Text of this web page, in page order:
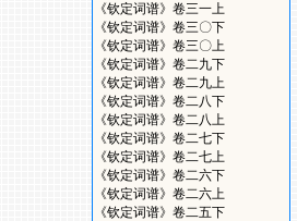
《钦定词谱》卷三一上
《钦定词谱》卷三〇下
《钦定词谱》卷三〇上
《钦定词谱》卷二九下
《钦定词谱》卷二九上
《钦定词谱》卷二八下
《钦定词谱》卷二八上
《钦定词谱》卷二七下
《钦定词谱》卷二七上
《钦定词谱》卷二六下
《钦定词谱》卷二六上
《钦定词谱》卷二五下